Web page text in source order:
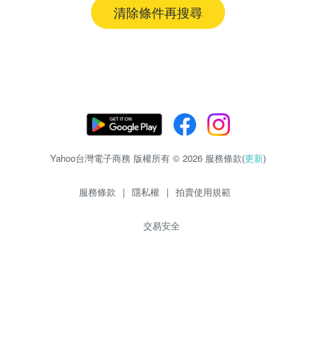
清除條件再搜尋
Yahoo台灣電子商務 版權所有 © 2026 服務條款(更新)
服務條款 | 隱私權 | 拍賣使用規範
交易安全